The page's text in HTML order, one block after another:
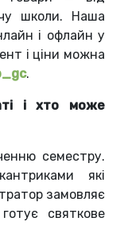
школи. Наша
і офлайн у
і ціни можна
.
і хто може
семестру.
які
замовляє
святкове